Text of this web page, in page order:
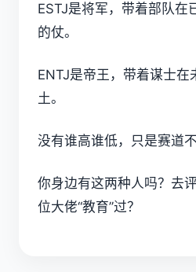
ESTJ是将军，带着部队在
的仗。
ENTJ是帝王，带着谋士在
土。
没有谁高谁低，只是赛道不
你身边有这两种人吗？去
位大佬“教育”过？